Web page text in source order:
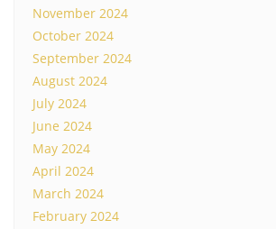
November 2024
October 2024
September 2024
August 2024
July 2024
June 2024
May 2024
April 2024
March 2024
February 2024